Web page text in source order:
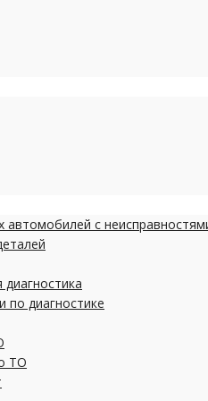
автомобилей с
по диагностике
ТО